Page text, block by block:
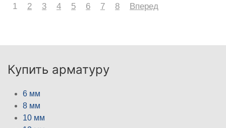
1 2 3 4 5 6 7 8 Вперед
Купить арматуру
6 мм
8 мм
10 мм